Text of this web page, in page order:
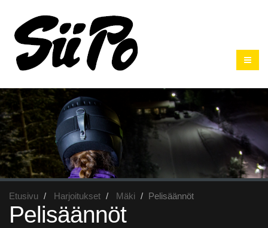
Etusivu Harjoitukset Mäki Pelisäännöt
Pelisäännöt